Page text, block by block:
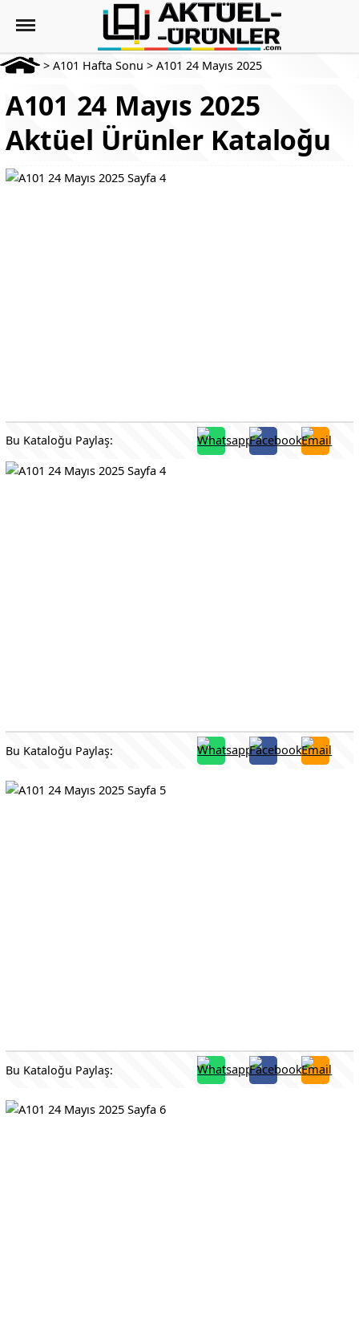
> A101 Hafta Sonu > A101 24 Mayıs 2025
A101 24 Mayıs 2025
Aktüel Ürünler Kataloğu
Bu Kataloğu Paylaş:
Bu Kataloğu Paylaş:
Bu Kataloğu Paylaş: